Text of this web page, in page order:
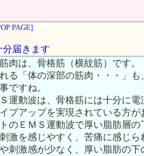
PAGE]
分届きます
肉は、骨格筋（横紋筋）です。
る「体の深部の筋肉・・・」
ですね。
運動波は、骨格筋には十分に電
プアップを実現されている方が
のＥＭＳ運動波で厚い脂肪層
激を感じやすく、苦痛に感じら
刺激感が少なく、厚い脂肪の